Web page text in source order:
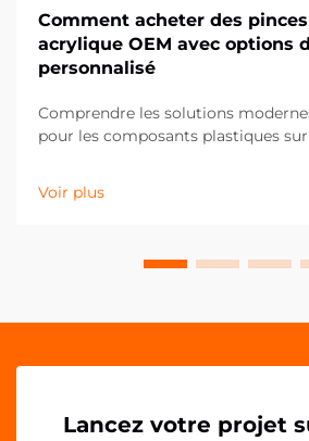
Comment acheter des
acrylique OEM avec options
personnalisé
Comprendre les solutions
pour les composants plastiques
notamment dans le domaine des
plastiques personnalisés comme
Voir plus
Lancez votre projet